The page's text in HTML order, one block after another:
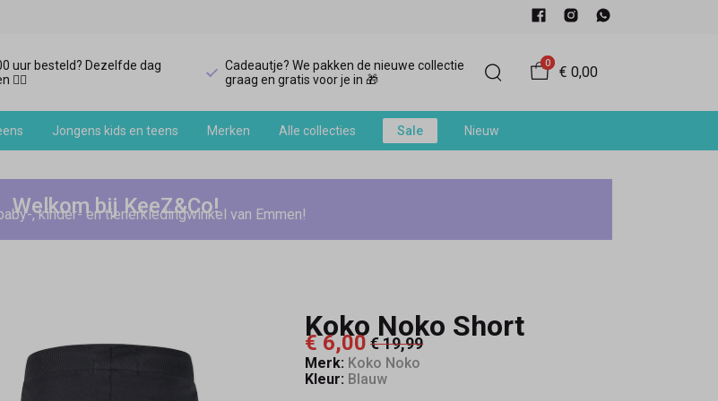
uur besteld? Dezelfde dag
🏃‍♀️
Cadeautje? We pakken de nieuwe collectie
graag en gratis voor je in 🎁
0
€ 0,00
Jongens kids en teens Merken Alle collecties Sale Nieuw
Welkom bij KeeZ&Co!
, kinder- en tienerkledingwinkel van Emmen!
Koko Noko Short
€ 6,00 € 19,99
Merk: Koko Noko
Kleur: Blauw